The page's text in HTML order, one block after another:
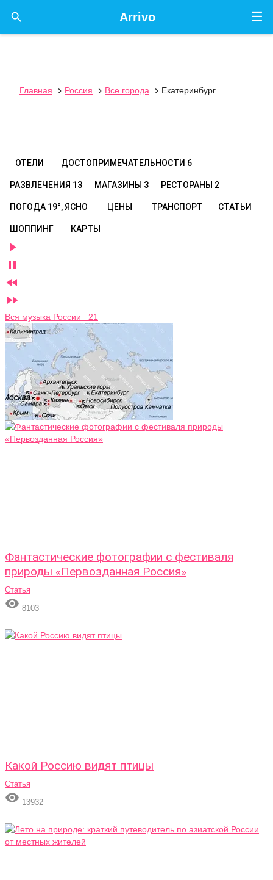
☰
Arrivo

Главная  Россия  Все города  Екатеринбург
ОТЕЛИ ДОСТОПРИМЕЧАТЕЛЬНОСТИ 6
РАЗВЛЕЧЕНИЯ 13 МАГАЗИНЫ 3 РЕСТОРАНЫ 2
ПОГОДА 19°, ЯСНО ЦЕНЫ ТРАНСПОРТ СТАТЬИ
ШОППИНГ КАРТЫ




Вся музыка России 21
Фантастические фотографии с фестиваля
природы «Первозданная Россия»
Статья
 8103
Какой Россию видят птицы
Статья
 13932